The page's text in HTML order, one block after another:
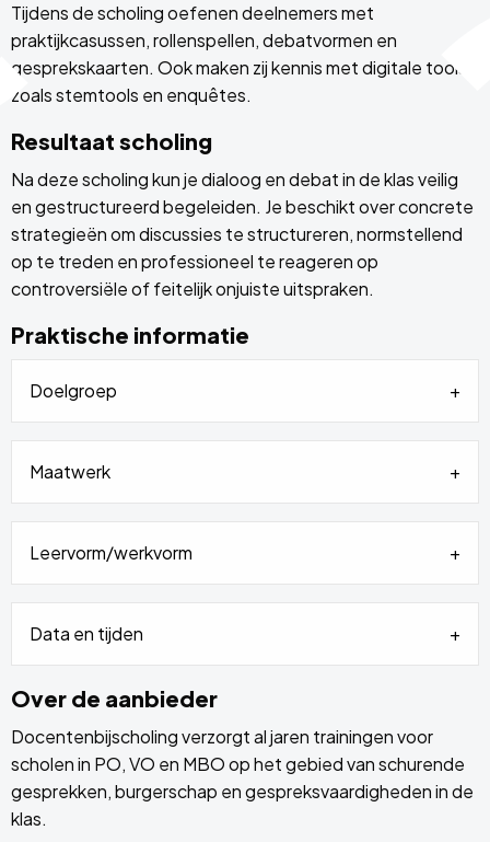
Tijdens de scholing oefenen deelnemers met
praktijkcasussen, rollenspellen, debatvormen en
gesprekskaarten. Ook maken zij kennis met digitale tools
zoals stemtools en enquêtes.
Resultaat scholing
Na deze scholing kun je dialoog en debat in de klas veilig
en gestructureerd begeleiden. Je beschikt over concrete
strategieën om discussies te structureren, normstellend
op te treden en professioneel te reageren op
controversiële of feitelijk onjuiste uitspraken.
Praktische informatie
Doelgroep
Maatwerk
Leervorm/werkvorm
Data en tijden
Over de aanbieder
Docentenbijscholing verzorgt al jaren trainingen voor
scholen in PO, VO en MBO op het gebied van schurende
gesprekken, burgerschap en gespreksvaardigheden in de
klas.